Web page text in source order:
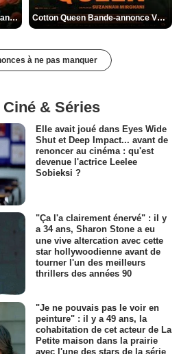
Des Fleurs pour Tokyo Bande-annonce VO STFR Cotton Queen Bande-annonce VO STFR
à ne pas manquer
& Séries
Elle avait joué dans Eyes Wide
Shut et Deep Impact... avant de
renoncer au cinéma : qu'est
devenue l'actrice Leelee
Sobieksi ?
"Ça l'a clairement énervé" : il y
a 34 ans, Sharon Stone a eu
une vive altercation avec cette
star hollywoodienne avant de
tourner l'un des meilleurs
thrillers des années 90
"Je ne pouvais pas le voir en
peinture" : il y a 49 ans, la
cohabitation de cet acteur de La
Petite maison dans la prairie
avec l'une des stars de la série